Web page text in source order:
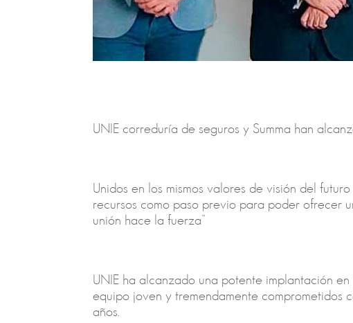
UNIE correduría de seguros y Summa han
Unidos en los mismos valores de visión del
recursos como paso previo para poder ofrecer
unión hace la fuerza”
UNIE ha alcanzado una potente implantación
equipo joven y tremendamente comprometidos
años.